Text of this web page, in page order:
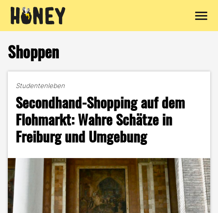
Inhalt
springen
Shoppen
Studentenleben
Secondhand-Shopping auf dem
Flohmarkt: Wahre Schätze in
Freiburg und Umgebung